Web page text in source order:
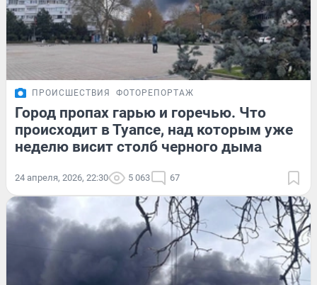
ПРОИСШЕСТВИЯ ФОТОРЕПОРТАЖ
Город пропах гарью и горечью. Что
происходит в Туапсе, над которым уже
неделю висит столб черного дыма
24 апреля, 2026, 22:30 5 063 67